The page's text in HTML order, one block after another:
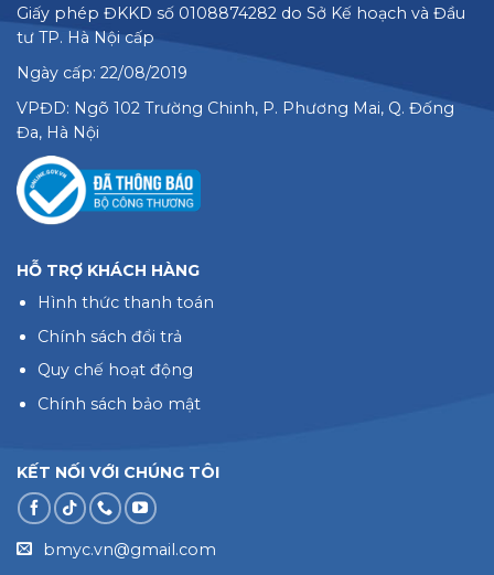
Giấy phép ĐKKD số 0108874282 do Sở Kế hoạch và Đầu
tư TP. Hà Nội cấp
Ngày cấp: 22/08/2019
VPĐD: Ngõ 102 Trường Chinh, P. Phương Mai, Q. Đống
Đa, Hà Nội
HỖ TRỢ KHÁCH HÀNG
Hình thức thanh toán
Chính sách đổi trả
Quy chế hoạt động
Chính sách bảo mật
KẾT NỐI VỚI CHÚNG TÔI
bmyc.vn@gmail.com